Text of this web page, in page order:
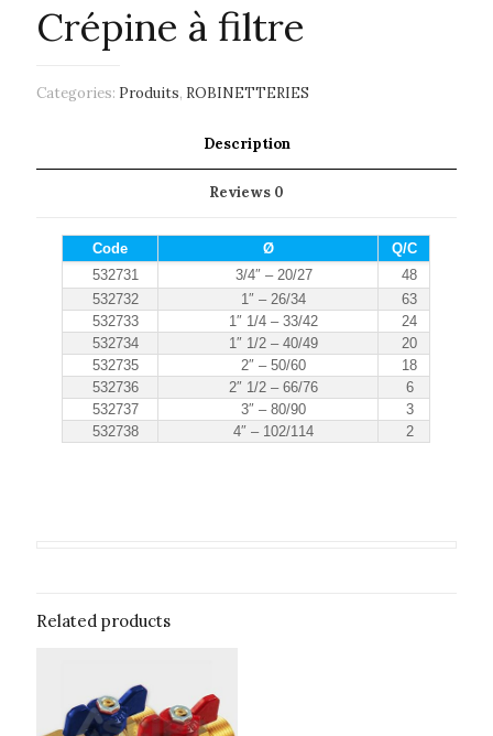
Crépine à filtre
Categories: Produits, ROBINETTERIES
Description
Reviews 0
Code Ø
Q/C
532731
3/4″ – 20/27
48
532732
1″ – 26/34
63
532733
1″ 1/4 – 33/42
24
532734
1″ 1/2 – 40/49
20
532735
2″ – 50/60
18
532736
2″ 1/2 – 66/76
6
532737
3″ – 80/90
3
532738
4″ – 102/114 2
Related products